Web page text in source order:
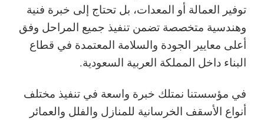
توفير العمالة أو المعدات، بل تحتاج إلى خبرة فنية
وهندسية متخصصة تضمن تنفيذ جميع المراحل وفق
أعلى معايير الجودة والسلامة المعتمدة في قطاع
البناء داخل المملكة العربية السعودية.
في مؤسستنا نمتلك خبرة واسعة في تنفيذ مختلف
أنواع الأسقف الخرسانية للمنازل والفلل والعمائر